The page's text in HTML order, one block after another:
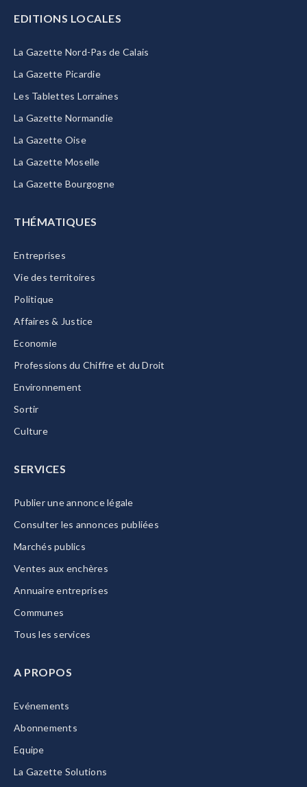
EDITIONS LOCALES
La Gazette Nord-Pas de Calais
La Gazette Picardie
Les Tablettes Lorraines
La Gazette Normandie
La Gazette Oise
La Gazette Moselle
La Gazette Bourgogne
THÉMATIQUES
Entreprises
Vie des territoires
Politique
Affaires & Justice
Economie
Professions du Chiffre et du Droit
Environnement
Sortir
Culture
SERVICES
Publier une annonce légale
Consulter les annonces publiées
Marchés publics
Ventes aux enchères
Annuaire entreprises
Communes
Tous les services
A PROPOS
Evénements
Abonnements
Equipe
La Gazette Solutions